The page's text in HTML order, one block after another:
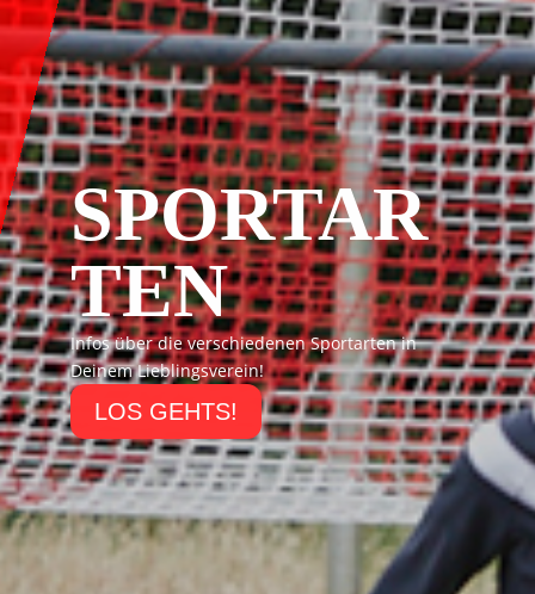
SPORTAR
TEN
Infos über die verschiedenen Sportarten in
Deinem Lieblingsverein!
LOS GEHTS!